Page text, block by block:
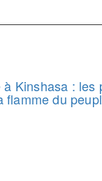
Kinshasa : les
du